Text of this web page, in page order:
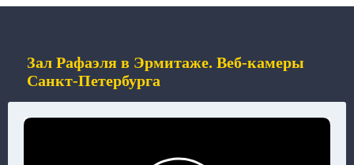
Зал Рафаэля в Эрмитаже. Веб-камеры
Санкт-Петербурга